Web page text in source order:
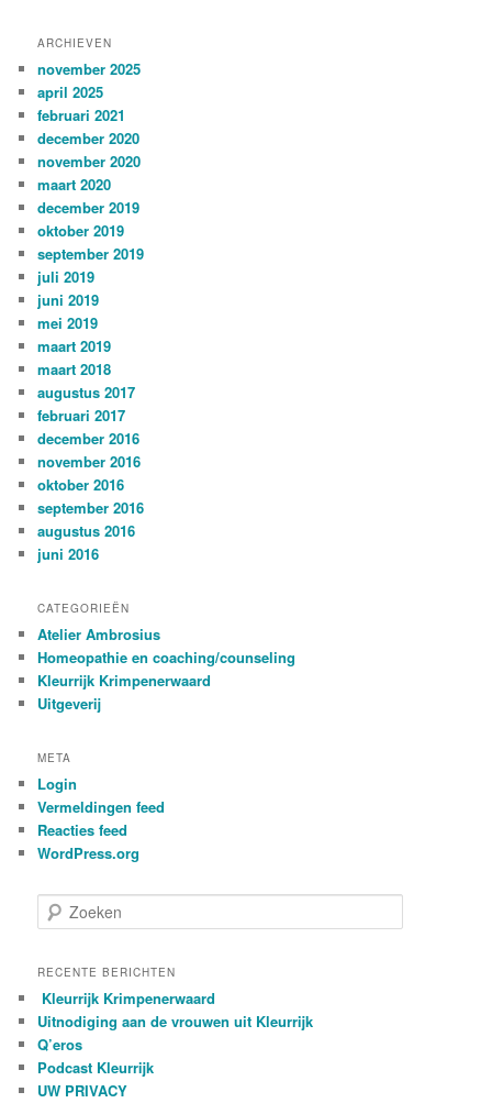
ARCHIEVEN
november 2025
april 2025
februari 2021
december 2020
november 2020
maart 2020
december 2019
oktober 2019
september 2019
juli 2019
juni 2019
mei 2019
maart 2019
maart 2018
augustus 2017
februari 2017
december 2016
november 2016
oktober 2016
september 2016
augustus 2016
juni 2016
CATEGORIEËN
Atelier Ambrosius
Homeopathie en coaching/counseling
Kleurrijk Krimpenerwaard
Uitgeverij
META
Login
Vermeldingen feed
Reacties feed
WordPress.org
o
k
n
RECENTE BERICHTEN
Kleurrijk Krimpenerwaard
Uitnodiging aan de vrouwen uit Kleurrijk
Q’eros
Podcast Kleurrijk
UW PRIVACY